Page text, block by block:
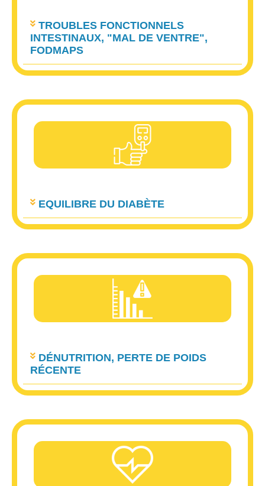
TROUBLES FONCTIONNELS
INTESTINAUX, "MAL DE VENTRE",
FODMAPS
EQUILIBRE DU DIABÈTE
DÉNUTRITION, PERTE DE POIDS
RÉCENTE